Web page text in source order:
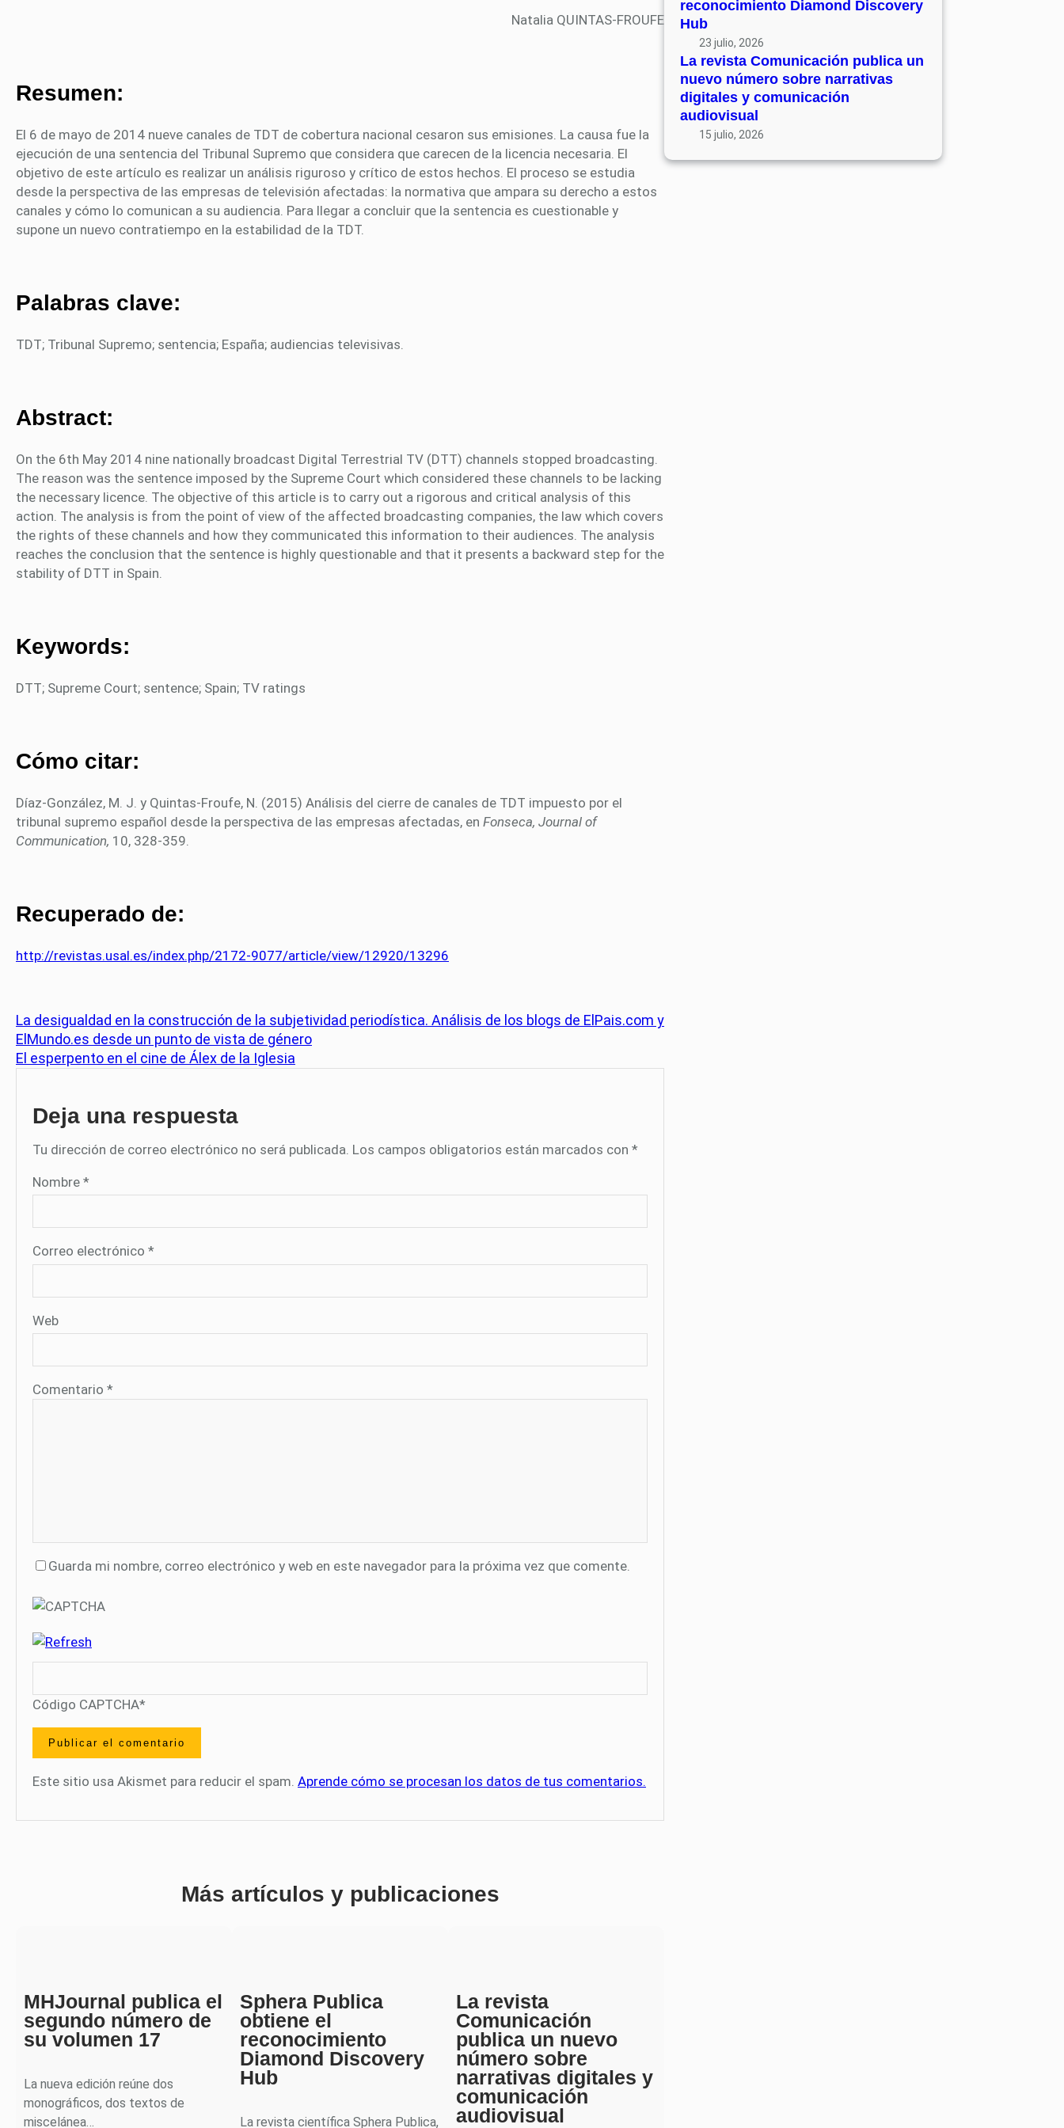
Natalia QUINTAS-FROUFE
Resumen:
El 6 de mayo de 2014 nueve canales de TDT de cobertura nacional cesaron sus emisiones. La causa fue la
ejecución de una sentencia del Tribunal Supremo que considera que carecen de la licencia necesaria. El
objetivo de este artículo es realizar un análisis riguroso y crítico de estos hechos. El proceso se estudia
desde la perspectiva de las empresas de televisión afectadas: la normativa que ampara su derecho a estos
canales y cómo lo comunican a su audiencia. Para llegar a concluir que la sentencia es cuestionable y
supone un nuevo contratiempo en la estabilidad de la TDT.
Palabras clave:
TDT; Tribunal Supremo; sentencia; España; audiencias televisivas.
Abstract:
On the 6th May 2014 nine nationally broadcast Digital Terrestrial TV (DTT) channels stopped broadcasting.
The reason was the sentence imposed by the Supreme Court which considered these channels to be lacking
the necessary licence. The objective of this article is to carry out a rigorous and critical analysis of this
action. The analysis is from the point of view of the affected broadcasting companies, the law which covers
the rights of these channels and how they communicated this information to their audiences. The analysis
reaches the conclusion that the sentence is highly questionable and that it presents a backward step for the
stability of DTT in Spain.
Keywords:
DTT; Supreme Court; sentence; Spain; TV ratings
Cómo citar:
Díaz-González, M. J. y Quintas-Froufe, N. (2015) Análisis del cierre de canales de TDT impuesto por el
tribunal supremo español desde la perspectiva de las empresas afectadas, en Fonseca, Journal of
Communication, 10, 328-359.
Recuperado de:
http://revistas.usal.es/index.php/2172-9077/article/view/12920/13296
La desigualdad en la construcción de la subjetividad periodística. Análisis de los blogs de ElPais.com y
ElMundo.es desde un punto de vista de género
El esperpento en el cine de Álex de la Iglesia
Deja una respuesta
Tu dirección de correo electrónico no será publicada. Los campos obligatorios están marcados con *
Nombre *
Correo electrónico *
Web
Comentario *
Guarda mi nombre, correo electrónico y web en este navegador para la próxima vez que comente.
Código CAPTCHA*
Este sitio usa Akismet para reducir el spam. Aprende cómo se procesan los datos de tus comentarios.
Más artículos y publicaciones
MHJournal publica el
segundo número de
su volumen 17
La nueva edición reúne dos
monográficos, dos textos de
miscelánea…
Sphera Publica
obtiene el
reconocimiento
Diamond Discovery
Hub
La revista científica Sphera Publica,
La revista
Comunicación
publica un nuevo
número sobre
narrativas digitales y
comunicación
audiovisual
reconocimiento Diamond Discovery
Hub
23 julio, 2026
La revista Comunicación publica un
nuevo número sobre narrativas
digitales y comunicación
audiovisual
15 julio, 2026